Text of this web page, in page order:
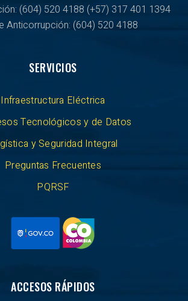
(604) 520 4188 (+57) 317 401 1394
Anticorrupción: (604) 520 4188
SERVICIOS
Infraestructura Eléctrica
Tecnológicos y de Datos
y Seguridad Integral
Preguntas Frecuentes
PQRSF
ACCESOS RÁPIDOS